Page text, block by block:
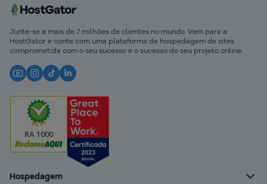
Junte-se a mais de 7 milhões de clientes no mundo. Vem para a
HostGator e conte com uma plataforma de hospedagem de sites
comprometida com o seu sucesso e o sucesso do seu projeto online.
RA 1000
Hospedagem